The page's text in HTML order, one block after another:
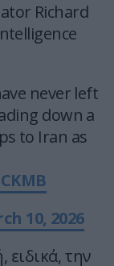
Richard
never left
down a
to Iran as
10, 2026
ειδικά, την